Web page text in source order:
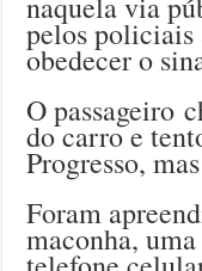
pelos policiais
obedecer o
O passageiro
do carro e
Progresso,
Foram
maconha,